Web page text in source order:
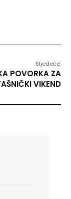
Sljedeće:
POVORKA ZA
VIKEND